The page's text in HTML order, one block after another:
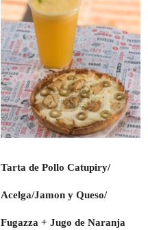
Tarta de Pollo Catupiry/
Acelga/Jamon y Queso/
Fugazza + Jugo de Naranja